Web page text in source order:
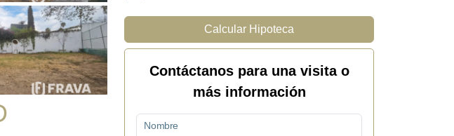
Calcular Hipoteca
Contáctanos para una visita o
más información
Nombre